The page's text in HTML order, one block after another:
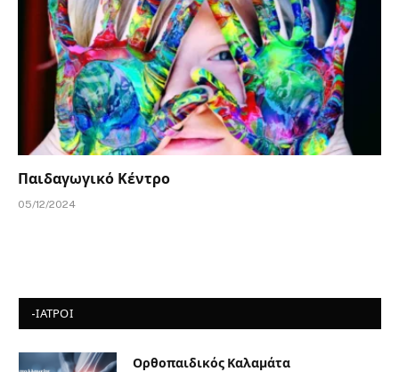
Παιδαγωγικό Κέντρο
05/12/2024
-ΙΑΤΡΟΙ
Ορθοπαιδικός Καλαμάτα